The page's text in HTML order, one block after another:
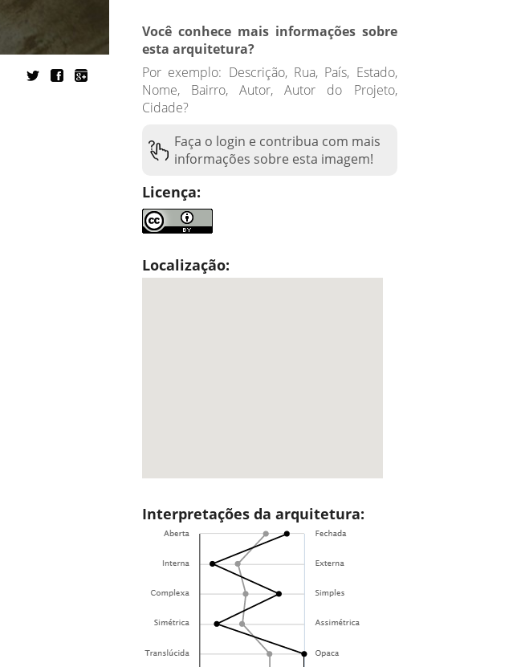
Você conhece mais informações sobre
esta arquitetura?
Por exemplo: Descrição, Rua, País, Estado,
Nome, Bairro, Autor, Autor do Projeto,
Cidade?
Faça o login e contribua com mais
informações sobre esta imagem!
Licença:
Localização:
Interpretações da arquitetura: